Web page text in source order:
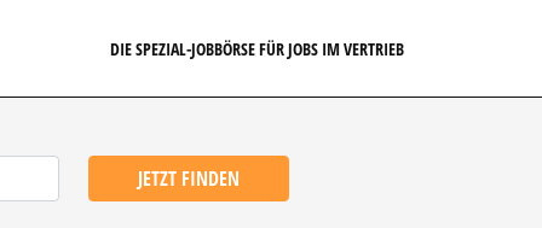
DIE SPEZIAL-JOBBÖRSE FÜR JOBS IM VERTRIEB
JETZT FINDEN